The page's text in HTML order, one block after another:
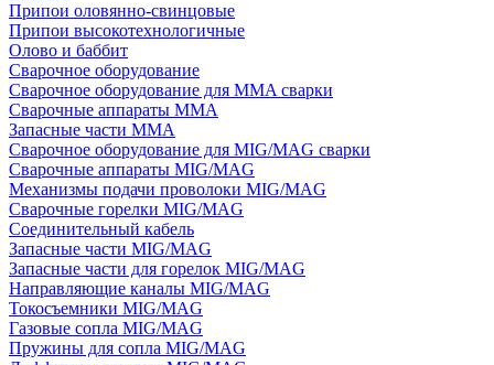
Припои оловянно-свинцовые
Припои высокотехнологичные
Олово и баббит
Сварочное оборудование
Сварочное оборудование для MMA сварки
Сварочные аппараты MMA
Запасные части MMA
Сварочное оборудование для MIG/MAG сварки
Сварочные аппараты MIG/MAG
Механизмы подачи проволоки MIG/MAG
Сварочные горелки MIG/MAG
Соединительный кабель
Запасные части MIG/MAG
Запасные части для горелок MIG/MAG
Направляющие каналы MIG/MAG
Токосъемники MIG/MAG
Газовые сопла MIG/MAG
Пружины для сопла MIG/MAG